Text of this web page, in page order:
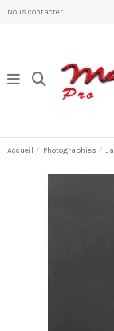
Nous contacter
Accueil Photographies